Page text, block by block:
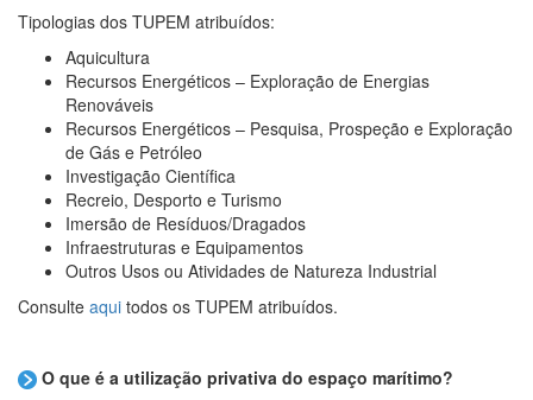
Tipologias dos TUPEM atribuídos:
Aquicultura
Recursos Energéticos – Exploração de Energias
Renováveis
Recursos Energéticos – Pesquisa, Prospeção e Exploração
de Gás e Petróleo
Investigação Científica
Recreio, Desporto e Turismo
Imersão de Resíduos/Dragados
Infraestruturas e Equipamentos
Outros Usos ou Atividades de Natureza Industrial
Consulte aqui todos os TUPEM atribuídos.
O que é a utilização privativa do espaço marítimo?